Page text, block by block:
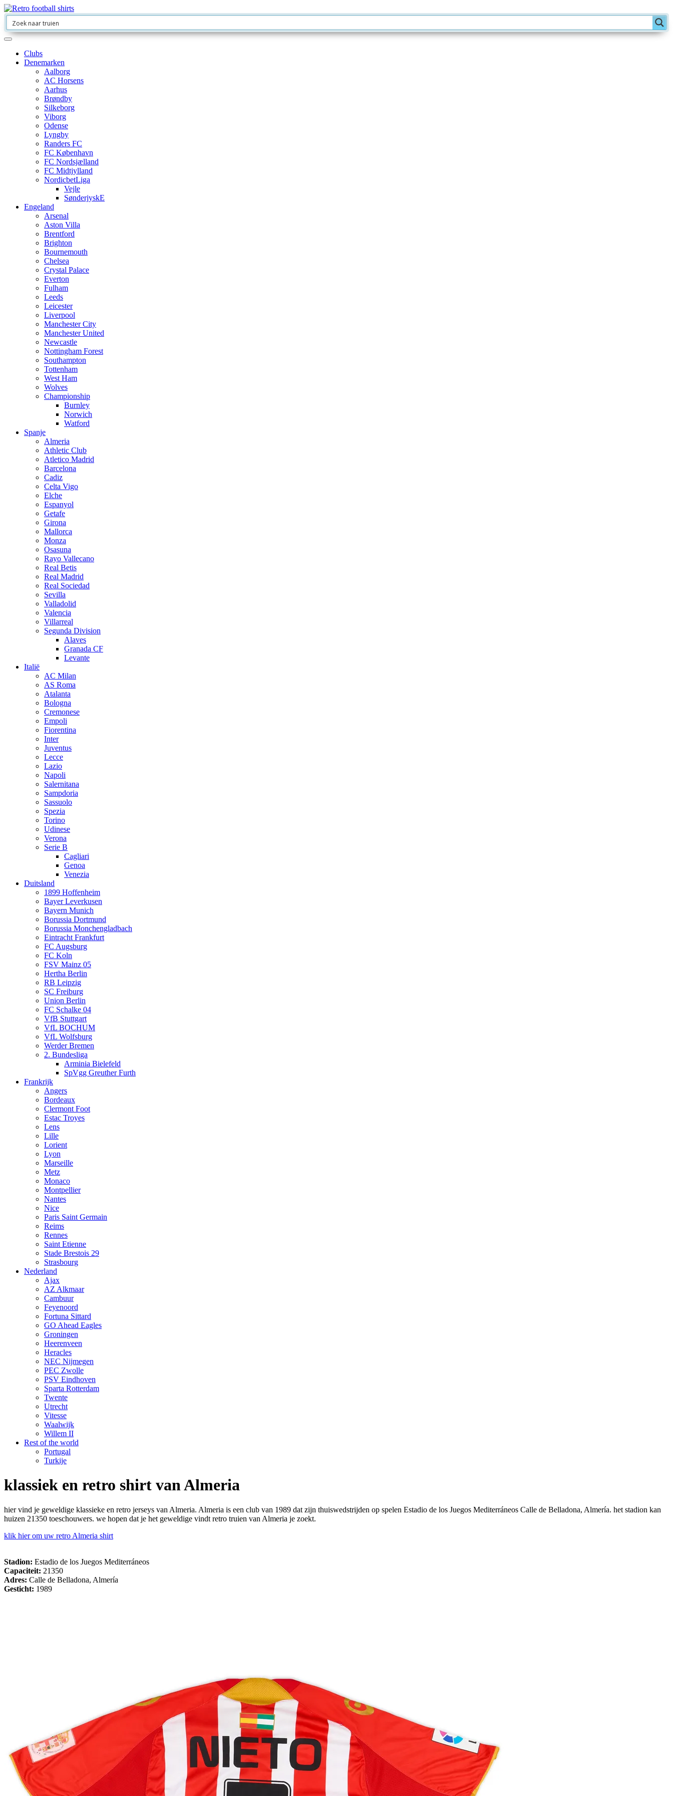
Clubs
Denemarken
Aalborg
AC Horsens
Aarhus
Brøndby
Silkeborg
Viborg
Odense
Lyngby
Randers FC
FC København
FC Nordsjælland
FC Midtjylland
NordicbetLiga
Vejle
SønderjyskE
Engeland
Arsenal
Aston Villa
Brentford
Brighton
Bournemouth
Chelsea
Crystal Palace
Everton
Fulham
Leeds
Leicester
Liverpool
Manchester City
Manchester United
Newcastle
Nottingham Forest
Southampton
Tottenham
West Ham
Wolves
Championship
Burnley
Norwich
Watford
Spanje
Almeria
Athletic Club
Atletico Madrid
Barcelona
Cadiz
Celta Vigo
Elche
Espanyol
Getafe
Girona
Mallorca
Monza
Osasuna
Rayo Vallecano
Real Betis
Real Madrid
Real Sociedad
Sevilla
Valladolid
Valencia
Villarreal
Segunda Division
Alaves
Granada CF
Levante
Italië
AC Milan
AS Roma
Atalanta
Bologna
Cremonese
Empoli
Fiorentina
Inter
Juventus
Lecce
Lazio
Napoli
Salernitana
Sampdoria
Sassuolo
Spezia
Torino
Udinese
Verona
Serie B
Cagliari
Genoa
Venezia
Duitsland
1899 Hoffenheim
Bayer Leverkusen
Bayern Munich
Borussia Dortmund
Borussia Monchengladbach
Eintracht Frankfurt
FC Augsburg
FC Koln
FSV Mainz 05
Hertha Berlin
RB Leipzig
SC Freiburg
Union Berlin
FC Schalke 04
VfB Stuttgart
VfL BOCHUM
VfL Wolfsburg
Werder Bremen
2. Bundesliga
Arminia Bielefeld
SpVgg Greuther Furth
Frankrijk
Angers
Bordeaux
Clermont Foot
Estac Troyes
Lens
Lille
Lorient
Lyon
Marseille
Metz
Monaco
Montpellier
Nantes
Nice
Paris Saint Germain
Reims
Rennes
Saint Etienne
Stade Brestois 29
Strasbourg
Nederland
Ajax
AZ Alkmaar
Cambuur
Feyenoord
Fortuna Sittard
GO Ahead Eagles
Groningen
Heerenveen
Heracles
NEC Nijmegen
PEC Zwolle
PSV Eindhoven
Sparta Rotterdam
Twente
Utrecht
Vitesse
Waalwijk
Willem II
Rest of the world
Portugal
Turkije
klassiek en retro shirt van Almeria
hier vind je geweldige klassieke en retro jerseys van Almeria. Almeria is een club van 1989 dat zijn thuiswedstrijden op spelen Estadio de los Juegos Mediterráneos Calle de Belladona, Almería. het stadion kan
huizen 21350 toeschouwers. we hopen dat je het geweldige vindt retro truien van Almeria je zoekt.
klik hier om uw retro Almeria shirt
Stadion: Estadio de los Juegos Mediterráneos
Capaciteit: 21350
Adres: Calle de Belladona, Almería
Gesticht: 1989